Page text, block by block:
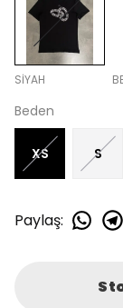
SİYAH
Beden
XS S
Paylaş: